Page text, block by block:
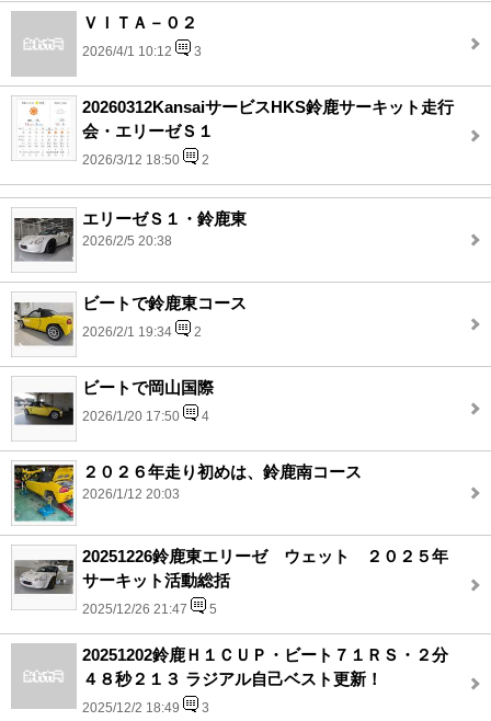
ＶＩＴＡ－０２
2026/4/1 10:12 3
20260312KansaiサービスHKS鈴鹿サーキット走行
会・エリーゼＳ１
2026/3/12 18:50 2
エリーゼＳ１・鈴鹿東
2026/2/5 20:38
ビートで鈴鹿東コース
2026/2/1 19:34 2
ビートで岡山国際
2026/1/20 17:50 4
２０２６年走り初めは、鈴鹿南コース
2026/1/12 20:03
20251226鈴鹿東エリーゼ ウェット ２０２５年
サーキット活動総括
2025/12/26 21:47 5
20251202鈴鹿Ｈ１ＣＵＰ・ビート７１ＲＳ・２分
４８秒２１３ ラジアル自己ベスト更新！
2025/12/2 18:49 3